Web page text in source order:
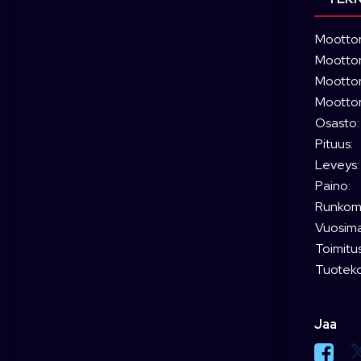
Osasto:
Pituus:
Leveys:
Paino:
Jaa